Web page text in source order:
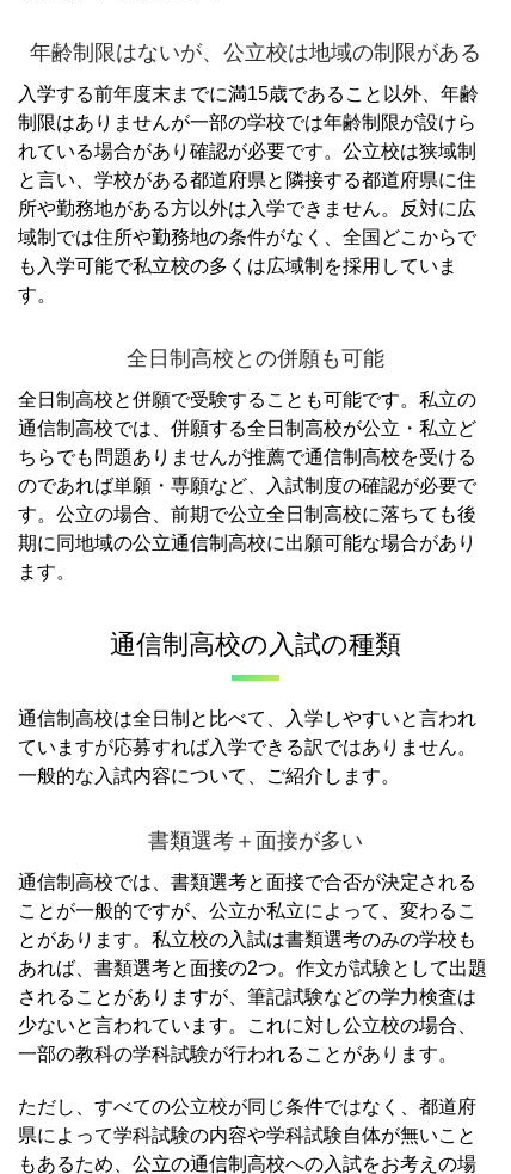
年齢制限はないが、公立校は地域の制限がある
入学する前年度末までに満15歳であること以外、年齢
制限はありませんが一部の学校では年齢制限が設けら
れている場合があり確認が必要です。 公立校は狭域制
と言い、学校がある都道府県と隣接する都道府県に住
所や勤務地がある方以外は入学できません。
反対に広
域制では住所や勤務地の条件がなく、全国どこからで
も入学可能で私立校の多くは広域制を採用していま
す。
全日制高校との併願も可能
全日制高校と併願で受験することも可能です。 私立の
通信制高校では、併願する全日制高校が公立・私立ど
ちらでも問題ありませんが推薦で通信制高校を受ける
のであれば単願・専願など、入試制度の確認が必要で
す。 公立の場合、前期で公立全日制高校に落ちても後
期に同地域の公立通信制高校に出願可能な場合があり
ます。
通信制高校の入試の種類
通信制高校は全日制と比べて、入学しやすいと言われ
ていますが応募すれば入学できる訳ではありません。
一般的な入試内容について、ご紹介します。
書類選考＋面接が多い
通信制高校では、書類選考と面接で合否が決定される
ことが一般的ですが、公立か私立によって、変わるこ
とがあります。 私立校の入試は書類選考のみの学校も
あれば、書類選考と面接の2つ。 作文が試験として出題
されることがありますが、筆記試験などの学力検査は
少ないと言われています。
これに対し公立校の場合、
一部の教科の学科試験が行われることがあります。
ただし、すべての公立校が同じ条件ではなく、都道府
県によって学科試験の内容や学科試験自体が無いこと
もあるため、公立の通信制高校への入試をお考えの場